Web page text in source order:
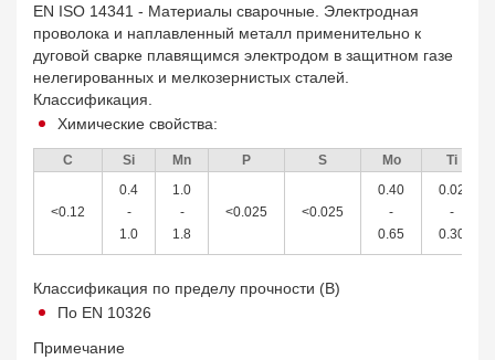
EN ISO 14341 - Материалы сварочные. Электродная
проволока и наплавленный металл применительно к
дуговой сварке плавящимся электродом в защитном газе
нелегированных и мелкозернистых сталей.
Классификация.
Химические свойства:
C Si Mn P S Mo Ti
<0.12
0.4
-
1.0
1.0
-
1.8
<0.025 <0.025
0.40
-
0.65
0.02
-
0.30
Классификация по пределу прочности (B)
По EN 10326
Примечание